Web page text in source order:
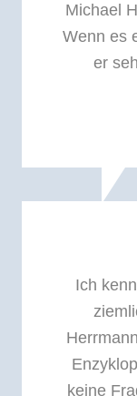
Michael
Wenn es
er
Ich
keine